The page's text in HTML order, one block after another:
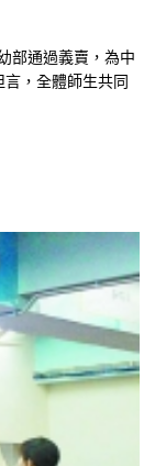
部通過義賣，為中
，全體師生共同